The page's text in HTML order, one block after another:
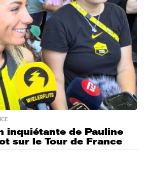
inquiétante de Pauline
sur le Tour de France